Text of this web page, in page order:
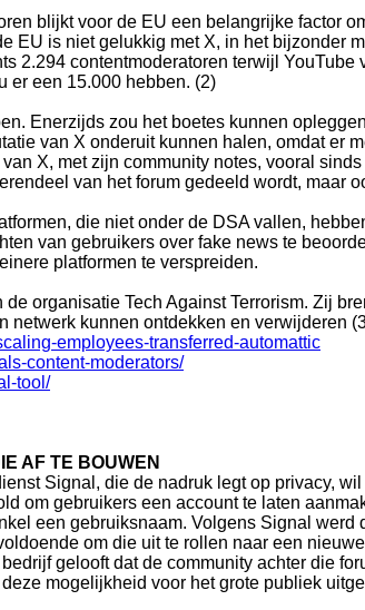
blijkt voor de EU een belangrijke factor
EU is niet gelukkig met X, in het bijzonder
2.294 contentmoderatoren terwijl
er een 15.000 hebben. (2)
Enerzijds zou het boetes kunnen
van X onderuit kunnen halen, omdat er
X, met zijn community notes, vooral
van het forum gedeeld wordt, maar
die niet onder de DSA vallen,
van gebruikers over fake news te
platformen te verspreiden.
organisatie Tech Against Terrorism. Zij
netwerk kunnen ontdekken en verwijderen
employees-transferred-automattic
content-moderators/
tool/
AF TE BOUWEN
Signal, die de nadruk legt op privacy,
om gebruikers een account te laten
een gebruiksnaam. Volgens Signal werd
om die uit te rollen naar een
gelooft dat de community achter die
mogelijkheid voor het grote publiek